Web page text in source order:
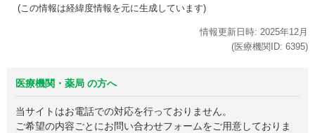
(この情報は経緯度情報を元に生成しています)
情報更新日時: 2025年12月
(医療機関ID: 6395)
医療機関・薬局 の方へ
当サイトはお電話での対応を行っておりません。
ご希望の内容ごとにお問い合わせフォームをご用意しておりま